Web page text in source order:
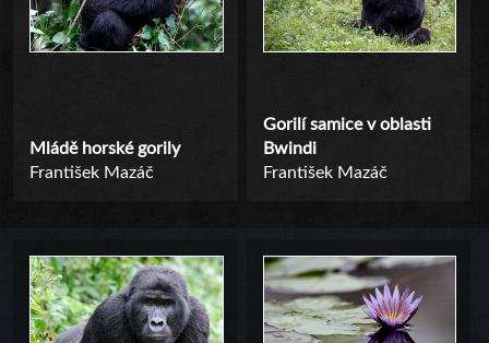
Mládě horské gorily
František Mazáč
Gorilí samice v oblasti
Bwindi
František Mazáč